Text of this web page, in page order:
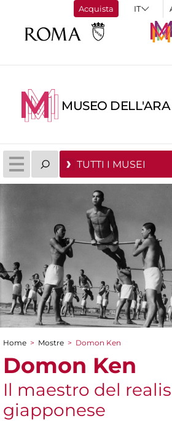
Acquista
MUSEO DELL'ARA
TUTTI I MUSEI
Tu sei qui
Home > Mostre > Domon Ken
Domon Ken
Il maestro del
giapponese